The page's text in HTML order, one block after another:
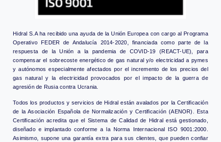
Hidral S.A ha recibido una ayuda de la Unión Europea con cargo al Programa
Operativo FEDER de Andalucía 2014-2020, financiada como parte de la
respuesta de la Unión a la pandemia de COVID-19 (REACT-UE), para
compensar el sobrecoste energético de gas natural y/o electricidad a pymes
y autónomos especialmente afectados por el incremento de los precios del
gas natural y la electricidad provocados por el impacto de la guerra de
agresión de Rusia contra Ucrania.
Todos los productos y servicios de Hidral están avalados por la Certificación
de la Asociación Española de Normalización y Certificación (AENOR). Esta
Certificación acredita que el Sistema de Calidad de Hidral está gestionado,
diseñado e implantado conforme a la Norma Internacional ISO 9001:2000.
Asimismo, supone una garantía extra para sus clientes, que pueden confiar